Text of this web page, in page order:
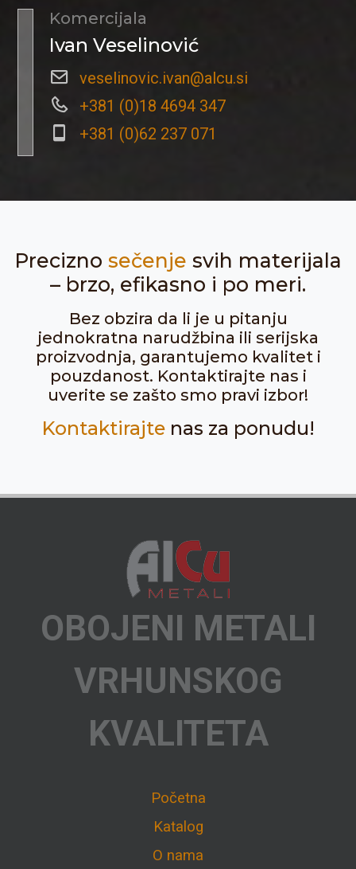
Komercijala
Ivan Veselinović
veselinovic.ivan@alcu.si
+381 (0)18 4694 347
+381 (0)62 237 071
Precizno sečenje svih materijala
– brzo, efikasno i po meri.
Bez obzira da li je u pitanju
jednokratna narudžbina ili serijska
proizvodnja, garantujemo kvalitet i
pouzdanost. Kontaktirajte nas i
uverite se zašto smo pravi izbor!
Kontaktirajtenas za ponudu!
OBOJENI METALI
VRHUNSKOG
KVALITETA
Početna
Katalog
O nama